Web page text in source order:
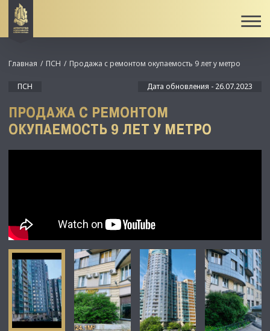
Главная ПСН Продажа с ремонтом окупаемость 9 лет у метро
ПСН Дата обновления - 26.07.2023
ПРОДАЖА С РЕМОНТОМ
ОКУПАЕМОСТЬ 9 ЛЕТ У МЕТРО